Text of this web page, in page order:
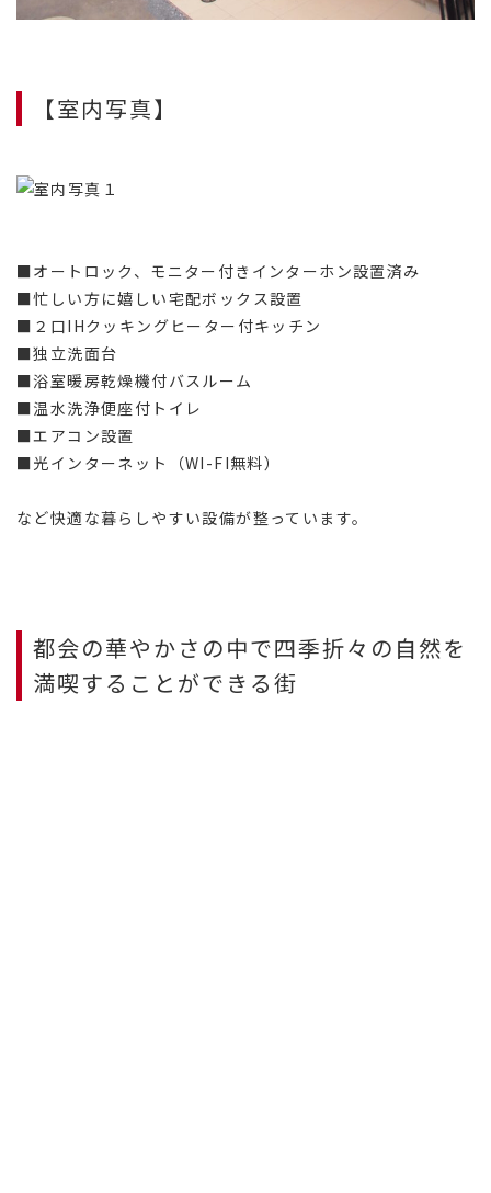
【室内写真】
■オートロック、モニター付きインターホン設置済み
■忙しい方に嬉しい宅配ボックス設置
■２口IHクッキングヒーター付キッチン
■独立洗面台
■浴室暖房乾燥機付バスルーム
■温水洗浄便座付トイレ
■エアコン設置
■光インターネット（WI-FI無料）
など快適な暮らしやすい設備が整っています。
都会の華やかさの中で四季折々の自然を
満喫することができる街